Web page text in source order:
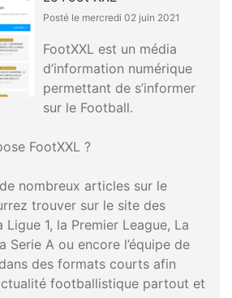
Posté le mercredi 02 juin 2021
FootXXL est un média
d’information numérique
permettant de s’informer
sur le Football.
FootXXL ?
nombreux articles sur le
trouver sur le site des
1, la Premier League, La
Serie A ou encore l’équipe de
des formats courts afin
footballistique partout et